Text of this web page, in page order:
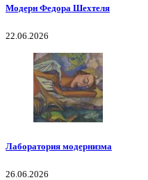
Модерн Федора Шехтеля
22.06.2026
Лаборатория модернизма
26.06.2026